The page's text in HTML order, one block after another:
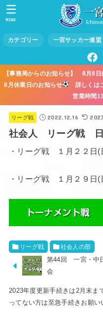
カテゴリー 一宮サッカー連盟
MENU
【事務局からのお知らせ】 8月8
8月休業日のお知らせ
詳しく
営業時
リーグ戦 2022.12.16
社会人 リーグ戦
・リーグ戦 １月２２日
・リーグ戦 １月２９日
リーグ戦 社会人の部
第44回 一宮・中
会
2023年度更新手続きは2月末ま
ってない方は至急手続きお願い